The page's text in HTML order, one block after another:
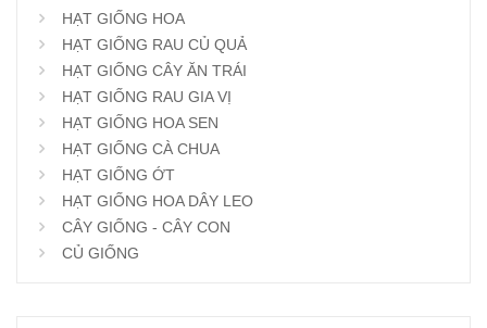
HẠT GIỐNG HOA
HẠT GIỐNG RAU CỦ QUẢ
HẠT GIỐNG CÂY ĂN TRÁI
HẠT GIỐNG RAU GIA VỊ
HẠT GIỐNG HOA SEN
HẠT GIỐNG CÀ CHUA
HẠT GIỐNG ỚT
HẠT GIỐNG HOA DÂY LEO
CÂY GIỐNG - CÂY CON
CỦ GIỐNG